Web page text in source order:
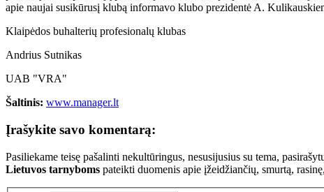
apie naujai susikūrusį klubą informavo klubo prezidentė A.
Klaipėdos buhalterių profesionalų klubas
Andrius Sutnikas
UAB "VRA"
Šaltinis: www.manager.lt
Įrašykite savo komentarą:
Pasiliekame teisę pašalinti nekultūringus, nesusijusius su tema,
Lietuvos tarnyboms pateikti duomenis apie įžeidžiančių, smurtą,